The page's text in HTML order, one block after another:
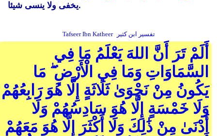
يخفى ولا ينسى شيئا.
Tafseer Ibn Katheer تفسير ابن كثير
أَلَمْ تَرَ أَنَّ اللهَ يَعْلَمُ مَا فِي
السَّمَاوَاتِ وَمَا فِي الْأَرْضِ ۖ مَا
يَكُونُ مِنْ نَجْوَىٰ ثَلَاثَةٍ إِلَّا هُوَ رَابِعُهُمْ
وَلَا خَمْسَةٍ إِلَّا هُوَ سَادِسُهُمْ وَلَا
أَدْنَىٰ مِنْ ذَٰلِكَ وَلَا أَكْثَرَ إِلَّا هُوَ مَعَهُمْ